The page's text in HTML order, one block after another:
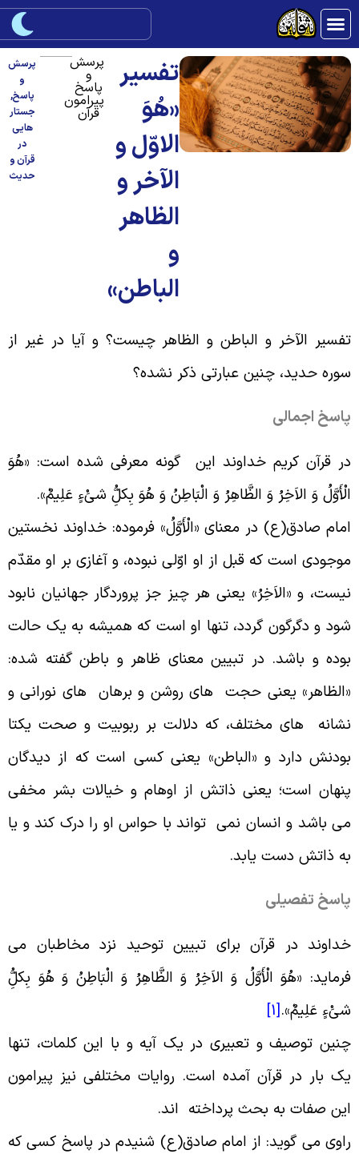
تفسیر
«هُوَ
الاوّل و
الآخر و
الظاهر
و
الباطن»
پرسش
و
پاسخ
پیرامون
قرآن
پرسش
پاسخ,
جستار
هایی
قرآن و
حدیث
الآخر و الباطن و الظاهر چیست؟ و آیا در غیر از
حدید، چنین عبارتی ذکر نشده؟
اجمالی
قرآن کریم خداوند این گونه معرفی شده است: «هُوَ
وَ الاَخِرُ وَ الظَّاهِرُ وَ الْبَاطِنُ وَ هُوَ بِکلُ‏ِّ شىَ‏ْءٍ عَلِیمٌ».
صادق(ع) در معنای «الْأَوَّلُ» فرموده: خداوند نخستین
است که قبل از او اوّلى نبوده، و آغازى بر او مقدّم
و «الاَخِرُ» یعنی هر چیز جز پروردگار جهانیان نابود
و دگرگون گردد، تنها او است که همیشه به یک حالت
و باشد. در تبیین معنای ظاهر و باطن گفته شده:
یعنی حجت هاى روشن و برهان هاى نورانى و
های مختلف، که دلالت بر ربوبیت و صحت یکتا
دارد و «الباطن» یعنى کسى است که از دیدگان
است؛ یعنی ذاتش از اوهام و خیالات بشر مخفى
باشد و انسان نمی تواند با حواس او را درک کند و یا
ذاتش دست یابد.
تفصیلی
در قرآن برای تبیین توحید نزد مخاطبان می
«هُوَ الْأَوَّلُ وَ الاَخِرُ وَ الظَّاهِرُ وَ الْبَاطِنُ وَ هُوَ بِکلُ‏ِّ
عَلِیمٌ».
[1]
توصیف و تعبیری در یک آیه و با این کلمات، تنها
بار در قرآن آمده است. روایات مختلفی نیز پیرامون
صفات به بحث پرداخته اند.
می گوید: از امام صادق(ع) شنیدم در پاسخ کسى که